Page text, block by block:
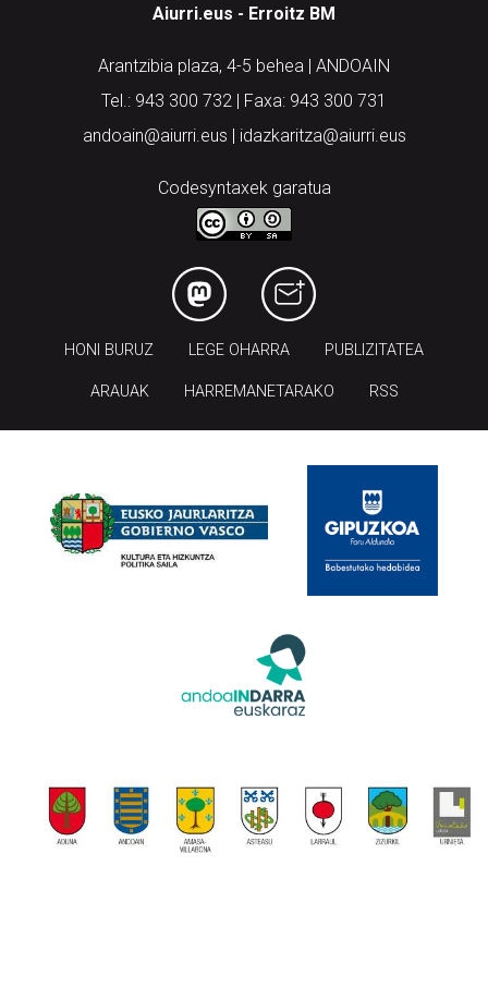
Aiurri.eus - Erroitz BM
Arantzibia plaza, 4-5 behea | ANDOAIN
Tel.: 943 300 732 | Faxa: 943 300 731
andoain@aiurri.eus | idazkaritza@aiurri.eus
Codesyntaxek garatua
HONI BURUZ LEGE OHARRA PUBLIZITATEA
ARAUAK HARREMANETARAKO RSS